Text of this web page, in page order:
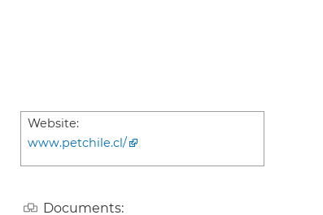
Website:
www.petchile.cl/
Documents: